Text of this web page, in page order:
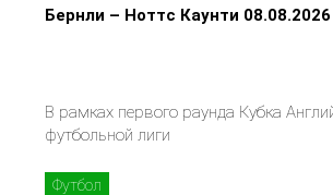
Бернли – Ноттс Каунти 08.08.2026
В рамках первого раунда Кубка
футбольной лиги
Футбол